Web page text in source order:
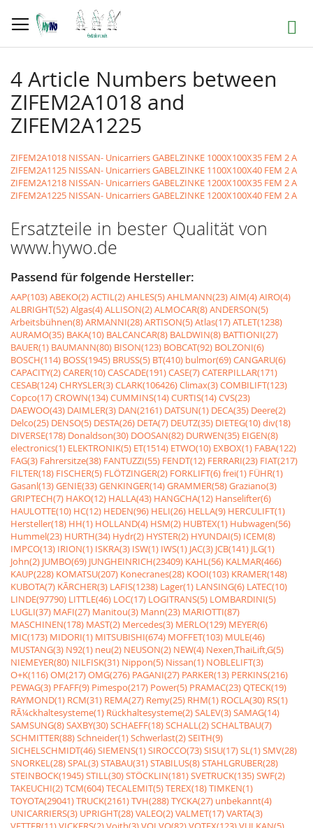
zum
Inhalt
Suche
4 Article Numbers between
ZIFEM2A1018 and
ZIFEM2A1225
ZIFEM2A1018 NISSAN- Unicarriers GABELZINKE 1000X100X35 FEM 2 A
ZIFEM2A1125 NISSAN- Unicarriers GABELZINKE 1100X100X40 FEM 2 A
ZIFEM2A1218 NISSAN- Unicarriers GABELZINKE 1200X100X35 FEM 2 A
ZIFEM2A1225 NISSAN- Unicarriers GABELZINKE 1200X100X40 FEM 2 A
Ersatzteile in bester Qualität von
www.hywo.de
Passend für folgende Hersteller:
AAP(103)ABEKO(2)ACTIL(2)AHLES(5)AHLMANN(23)AIM(4)AIRO(4)
ALBRIGHT(52)Algas(4)ALLISON(2)ALMOCAR(8)ANDERSON(5)
Arbeitsbühnen(8)ARMANNI(28)ARTISON(5)Atlas(17)ATLET(1238)
AURAMO(35) BAKA(10) BALCANCAR(8) BALDWIN(8) BATTIONI(27)
BAUER(1) BAUMANN(80) BISON(123) BOBCAT(92) BOLZONI(6)
BOSCH(114) BOSS(1945) BRUSS(5) BT(410) bulmor(69)CANGARU(6)
CAPACITY(2)CARER(10)CASCADE(191)CASE(7)CATERPILLAR(171)
CESAB(124)CHRYSLER(3)CLARK(106426)Climax(3)COMBILIFT(123)
Copco(17)CROWN(134)CUMMINS(14)CURTIS(14)CVS(23)
DAEWOO(43) DAIMLER(3) DAN(2161) DATSUN(1) DECA(35) Deere(2)
Delco(25) DENSO(5) DESTA(26) DETA(7) DEUTZ(35) DIETEG(10)div(18)
DIVERSE(178) Donaldson(30) DOOSAN(82) DURWEN(35) EIGEN(8)
electronics(1) ELEKTRONIK(5) ET(1514) ETWO(10) EXBOX(1) FABA(122)
FAG(3) Fahrersitze(38) FANTUZZI(55) FENDT(12) FERRARI(23) FIAT(217)
FILTER(18) FISCHER(5) FLÖTZINGER(2) FORKLIFT(6)frei(1) FÜHR(1)
Gasanl(13)GENIE(33)GENKINGER(14)GRAMMER(58)Graziano(3)
GRIPTECH(7) HAKO(12) HALLA(43) HANGCHA(12) Hanselifter(6)
HAULOTTE(10) HC(12) HEDEN(96) HELI(26) HELLA(9) HERCULIFT(1)
Hersteller(18) HH(1) HOLLAND(4) HSM(2) HUBTEX(1) Hubwagen(56)
Hummel(23) HURTH(34) Hydr(2) HYSTER(2) HYUNDAI(5) ICEM(8)
IMPCO(13) IRION(1) ISKRA(3) ISW(1) IWS(1) JAC(3) JCB(141) JLG(1)
John(2) JUMBO(69) JUNGHEINRICH(23409) KAHL(56) KALMAR(466)
KAUP(228) KOMATSU(207) Konecranes(28) KOOI(103) KRAMER(148)
KUBOTA(7) KÃRCHER(3) LAFIS(1238) Lager(1) LANSING(6) LATEC(10)
LINDE(97790) LITTLE(46) LOC(17) LOGITRANS(5) LOMBARDINI(5)
LUGLI(37) MAFI(27) Manitou(3) Mann(23) MARIOTTI(87)
MASCHINEN(178) MAST(2) Mercedes(3) MERLO(129) MEYER(6)
MIC(173) MIDORI(1) MITSUBISHI(674) MOFFET(103) MULE(46)
MUSTANG(3) N92(1) neu(2) NEUSON(2) NEW(4) Nexen,ThaiLift,G(5)
NIEMEYER(80) NILFISK(31) Nippon(5) Nissan(1) NOBLELIFT(3)
O+K(116)OM(217)OMG(276) PAGANI(27) PARKER(13) PERKINS(216)
PEWAG(3) PFAFF(9) Pimespo(217) Power(5) PRAMAC(23)QTECK(19)
RAYMOND(1) RCM(31) REMA(27) Remy(25) RHM(1) ROCLA(30) RS(1)
RÃ¼ckhaltesysteme(1) Rückhaltesysteme(2)SALEV(3)SAMAG(14)
SAMSUNG(8)SAXBY(30)SCHAEFF(18)SCHALL(2)SCHALTBAU(7)
SCHMITTER(88)Schneider(1)Schwerlast(2)SEITH(9)
SICHELSCHMIDT(46)SIEMENS(1)SIROCCO(73)SISU(17)SL(1)SMV(28)
SNORKEL(28)SPAL(3)STABAU(31)STABILUS(8)STAHLGRUBER(28)
STEINBOCK(1945)STILL(30)STÖCKLIN(181)SVETRUCK(135)SWF(2)
TAKEUCHI(2)TCM(604)TECALEMIT(5)TEREX(18)TIMKEN(1)
TOYOTA(29041)TRUCK(2161)TVH(288)TYCKA(27) unbekannt(4)
UNICARRIERS(3) UPRIGHT(28)VALEO(2)VALMET(17)VARTA(3)